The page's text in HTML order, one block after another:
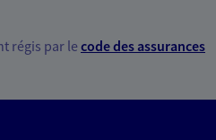
régis par lecode des assurances